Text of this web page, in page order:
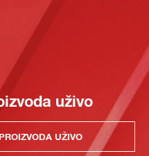
uživo
UŽIVO